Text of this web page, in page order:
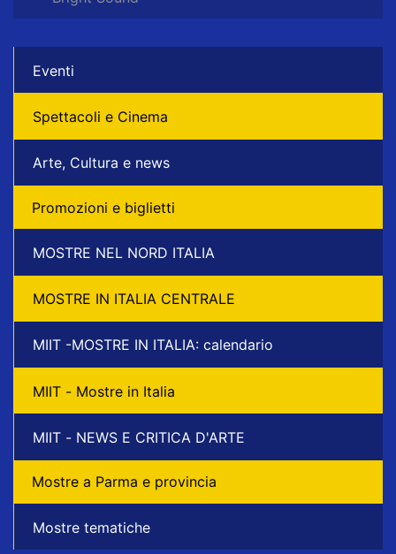
Eventi
Spettacoli e Cinema
Arte, Cultura e news
Promozioni e biglietti
MOSTRE NEL NORD ITALIA
MOSTRE IN ITALIA CENTRALE
MIIT -MOSTRE IN ITALIA: calendario
MIIT - Mostre in Italia
MIIT - NEWS E CRITICA D'ARTE
Mostre a Parma e provincia
Mostre tematiche